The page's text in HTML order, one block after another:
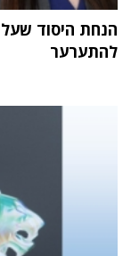
הנחת היסוד
להתערער